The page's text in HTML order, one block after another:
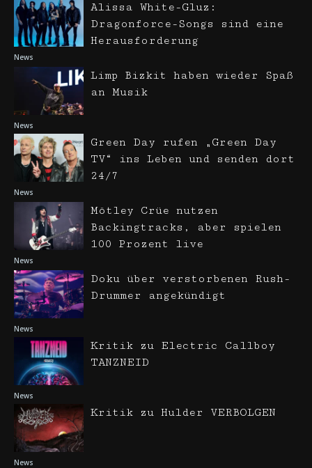
News
Alissa White-Gluz:
Dragonforce-Songs sind eine
Herausforderung
News
Limp Bizkit haben wieder Spaß
an Musik
News
Green Day rufen „Green Day
TV“ ins Leben und senden dort
24/7
News
Mötley Crüe nutzen
Backingtracks, aber spielen
100 Prozent live
News
Doku über verstorbenen Rush-
Drummer angekündigt
News
Kritik zu Electric Callboy
TANZNEID
News
Kritik zu Hulder VERBOLGEN